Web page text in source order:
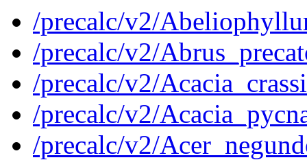
/precalc/v2/
/precalc/v2/
/precalc/v2/
/precalc/v2/
/precalc/v2/